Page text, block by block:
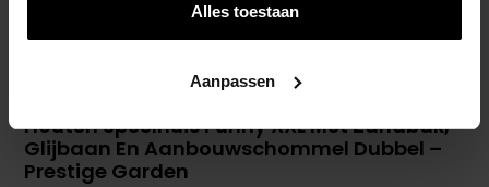
Alles toestaan
Aanpassen
Houten Speelhuis Funny XXL Met Zandbak,
Glijbaan En Aanbouwschommel Dubbel –
Prestige Garden